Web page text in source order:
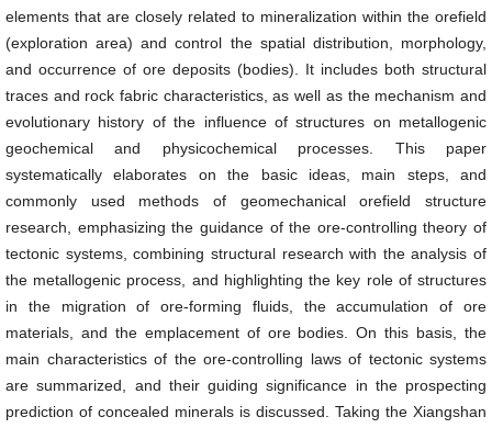
elements that are closely related to mineralization within the orefield
(exploration area) and control the spatial distribution, morphology,
and occurrence of ore deposits (bodies). It includes both structural
traces and rock fabric characteristics, as well as the mechanism and
evolutionary history of the influence of structures on metallogenic
geochemical and physicochemical processes. This paper
systematically elaborates on the basic ideas, main steps, and
commonly used methods of geomechanical orefield structure
research, emphasizing the guidance of the ore-controlling theory of
tectonic systems, combining structural research with the analysis of
the metallogenic process, and highlighting the key role of structures
in the migration of ore-forming fluids, the accumulation of ore
materials, and the emplacement of ore bodies. On this basis, the
main characteristics of the ore-controlling laws of tectonic systems
are summarized, and their guiding significance in the prospecting
prediction of concealed minerals is discussed. Taking the Xiangshan